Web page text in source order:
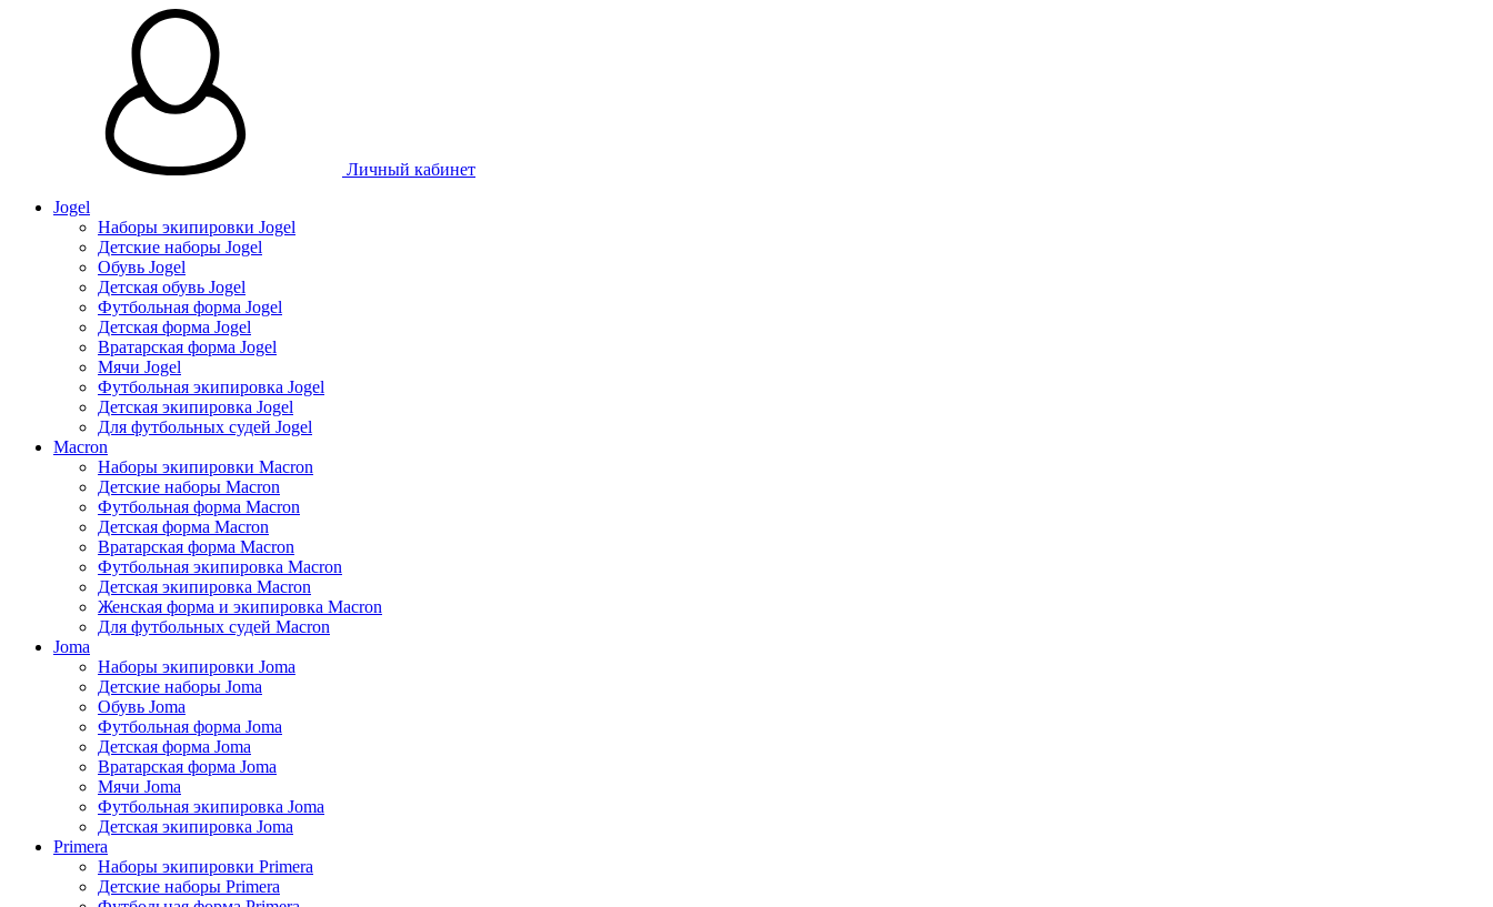
Личный кабинет
Jogel
Наборы экипировки Jogel
Детские наборы Jogel
Обувь Jogel
Детская обувь Jogel
Футбольная форма Jogel
Детская форма Jogel
Вратарская форма Jogel
Мячи Jogel
Футбольная экипировка Jogel
Детская экипировка Jogel
Для футбольных судей Jogel
Macron
Наборы экипировки Macron
Детские наборы Macron
Футбольная форма Macron
Детская форма Macron
Вратарская форма Macron
Футбольная экипировка Macron
Детская экипировка Macron
Женская форма и экипировка Macron
Для футбольных судей Macron
Joma
Наборы экипировки Joma
Детские наборы Joma
Обувь Joma
Футбольная форма Joma
Детская форма Joma
Вратарская форма Joma
Мячи Joma
Футбольная экипировка Joma
Детская экипировка Joma
Primera
Наборы экипировки Primera
Детские наборы Primera